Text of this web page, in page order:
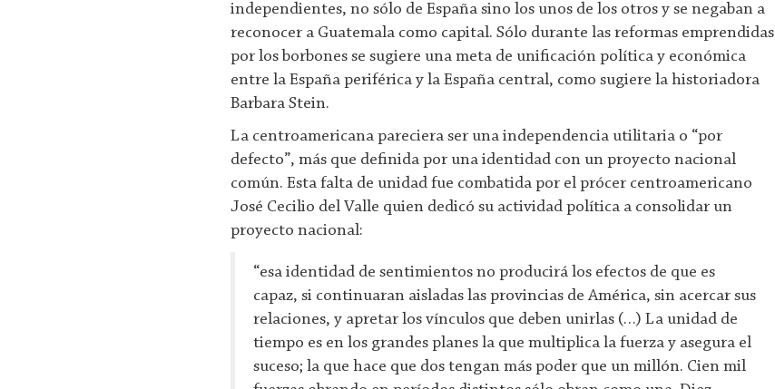
independientes, no sólo de España sino los unos de los otros y se negaban a
reconocer a Guatemala como capital. Sólo durante las reformas emprendidas
por los borbones se sugiere una meta de unificación política y económica
entre la España periférica y la España central, como sugiere la historiadora
Barbara Stein.
La centroamericana pareciera ser una independencia utilitaria o “por
defecto”, más que definida por una identidad con un proyecto nacional
común. Esta falta de unidad fue combatida por el prócer centroamericano
José Cecilio del Valle quien dedicó su actividad política a consolidar un
proyecto nacional:
“esa identidad de sentimientos no producirá los efectos de que es
capaz, si continuaran aisladas las provincias de América, sin acercar sus
relaciones, y apretar los vínculos que deben unirlas (…) La unidad de
tiempo es en los grandes planes la que multiplica la fuerza y asegura el
suceso; la que hace que dos tengan más poder que un millón. Cien mil